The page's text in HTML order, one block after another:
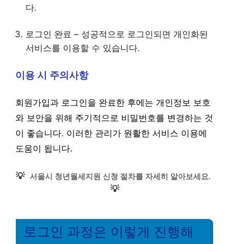
다.
로그인 완료 – 성공적으로 로그인되면 개인화된
서비스를 이용할 수 있습니다.
이용 시 주의사항
회원가입과 로그인을 완료한 후에는 개인정보 보호
와 보안을 위해 주기적으로 비밀번호를 변경하는 것
이 좋습니다. 이러한 관리가 원활한 서비스 이용에
도움이 됩니다.
💡 서울시 청년월세지원 신청 절차를 자세히 알아보세요.
💡
로그인 과정은 이렇게 진행해